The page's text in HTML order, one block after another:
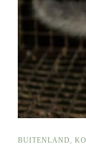
BUITENLAND